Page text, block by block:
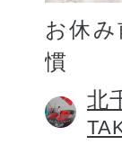
お休
慣
北